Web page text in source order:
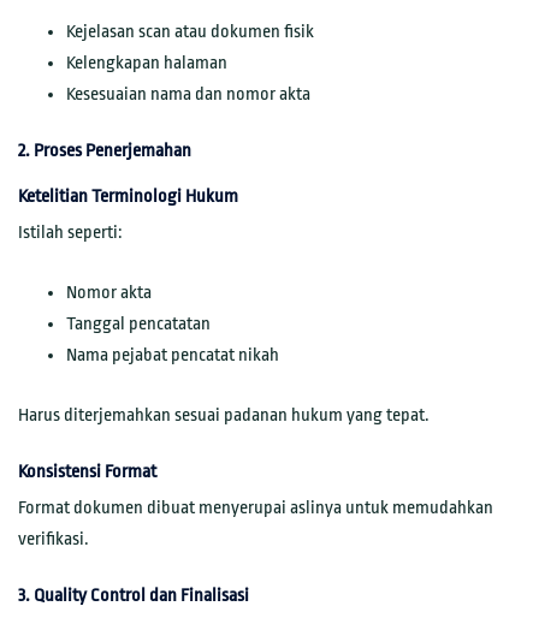
Kejelasan scan atau dokumen fisik
Kelengkapan halaman
Kesesuaian nama dan nomor akta
2. Proses Penerjemahan
Ketelitian Terminologi Hukum
Istilah seperti:
Nomor akta
Tanggal pencatatan
Nama pejabat pencatat nikah
Harus diterjemahkan sesuai padanan hukum yang tepat.
Konsistensi Format
Format dokumen dibuat menyerupai aslinya untuk memudahkan
verifikasi.
3. Quality Control dan Finalisasi